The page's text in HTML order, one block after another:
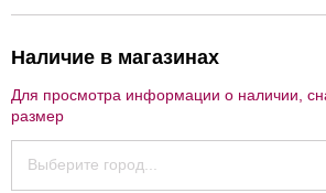
Наличие в магазинах
Для просмотра информации о наличии,
размер
Выберите город...